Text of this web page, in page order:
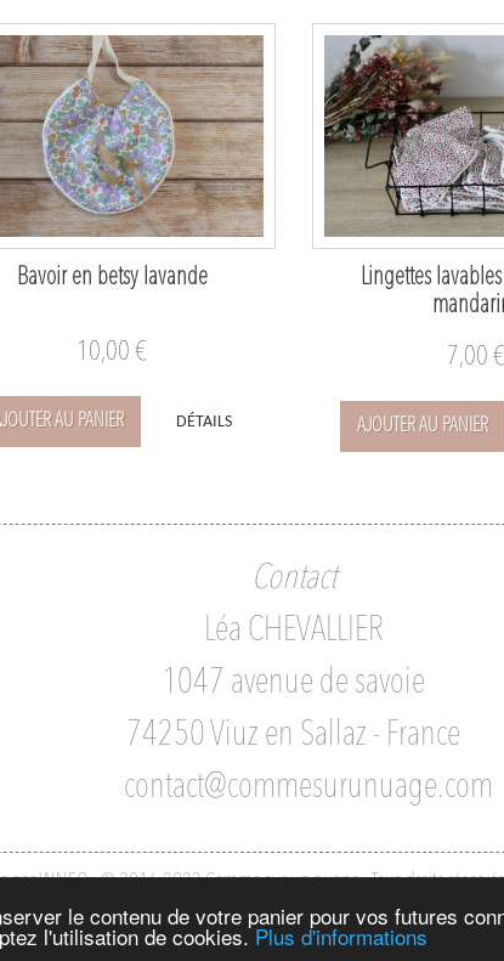
le contenu de votre panier pour vos futures
l'utilisation de cookies.Plus d'informations
Bavoir en betsy lavande
10,00 €
AU PANIER DÉTAILS
Lingettes
7,00 €
AJOUTER AU PANIER
Contact
Léa CHEVALLIER
1047 avenue de savoie
74250 Viuz en Sallaz - France
contact@commesurunuage.com
par INNEO - © 2016-2022 Comme sur un nuage - Tous droits réservés